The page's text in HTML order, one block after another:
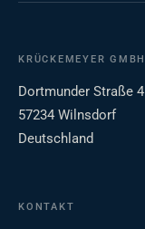
KRÜCKEMEYER GMBH
Dortmunder Straße 4
57234 Wilnsdorf
Deutschland
KONTAKT